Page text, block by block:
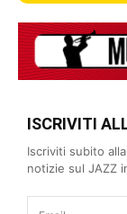
ISCRIVITI
Iscriviti subito
notizie sul JAZZ